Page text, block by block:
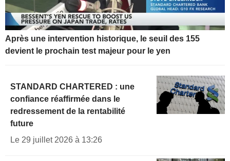
Après une intervention historique, le seuil des 155
devient le prochain test majeur pour le yen
STANDARD CHARTERED : une
confiance réaffirmée dans le
redressement de la rentabilité
future
Le 29 juillet 2026 à 13:26